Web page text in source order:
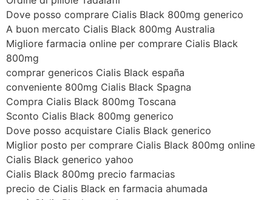
Dove posso comprare Cialis Black 800mg generico
A buon mercato Cialis Black 800mg Australia
Migliore farmacia online per comprare Cialis Black
800mg
comprar genericos Cialis Black españa
conveniente 800mg Cialis Black Spagna
Compra Cialis Black 800mg Toscana
Sconto Cialis Black 800mg generico
Dove posso acquistare Cialis Black generico
Miglior posto per comprare Cialis Black 800mg online
Cialis Black generico yahoo
Cialis Black 800mg precio farmacias
precio de Cialis Black en farmacia ahumada